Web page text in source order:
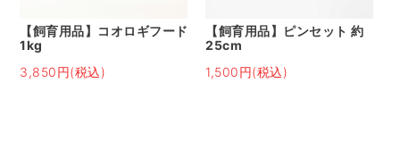
【飼育用品】コオロギフード
1kg
3,850円(税込)
【飼育用品】ピンセット 約
25cm
1,500円(税込)